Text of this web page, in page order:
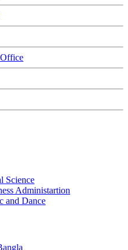
Science
Administartion
and Dance